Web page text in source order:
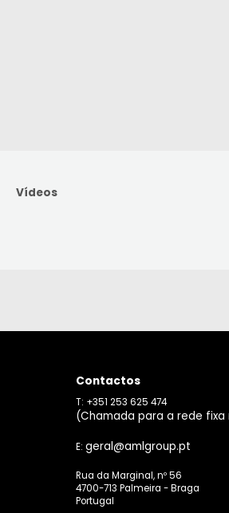
Vídeos
Contactos
T: +351 253 625 474
(Chamada para a rede fixa
E:geral@amlgroup.pt
Rua da Marginal, nº 56
4700-713 Palmeira - Braga
Portugal